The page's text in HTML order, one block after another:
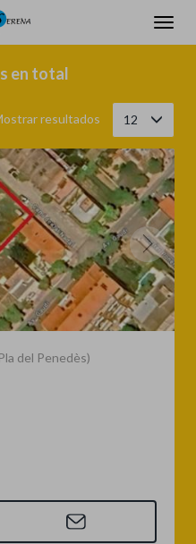
en total
resultados 12
del Penedès)